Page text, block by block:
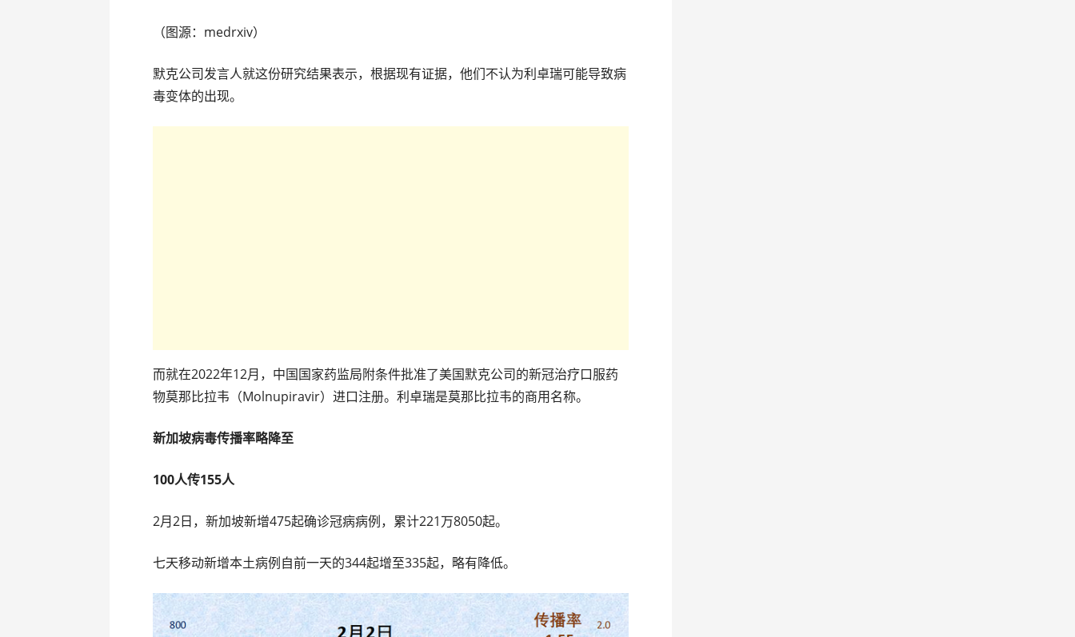
（图源：medrxiv）
默克公司发言人就这份研究结果表示，根据现有证据，他们不认为利卓瑞可能导致病
毒变体的出现。
而就在2022年12月，中国国家药监局附条件批准了美国默克公司的新冠治疗口服药
物莫那比拉韦（Molnupiravir）进口注册。利卓瑞是莫那比拉韦的商用名称。
新加坡病毒传播率略降至
100人传155人
2月2日，新加坡新增475起确诊冠病病例，累计221万8050起。
七天移动新增本土病例自前一天的344起增至335起，略有降低。